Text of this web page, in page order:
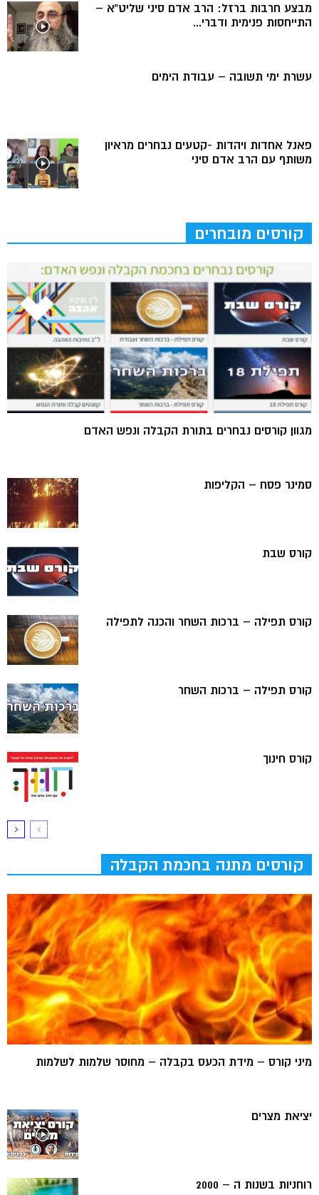
מבצע חרבות ברזל: הרב אדם סיני שליט”א –
התייחסות פנימית ודברי...
עשרת ימי תשובה – עבודת הימים
פאנל אחדות ויהדות -קטעים נבחרים מראיון
משותף עם הרב אדם סיני
קורסים מובחרים
מגוון קורסים נבחרים בתורת הקבלה ונפש האדם
סמינר פסח – הקליפות
קורס שבת
קורס תפילה – ברכות השחר והכנה לתפילה
קורס תפילה – ברכות השחר
קורס חינוך
קורסים מתנה בחכמת הקבלה
מיני קורס – מידת הכעס בקבלה – מחוסר שלמות לשלמות
יציאת מצרים
רוחניות בשנות ה – 2000